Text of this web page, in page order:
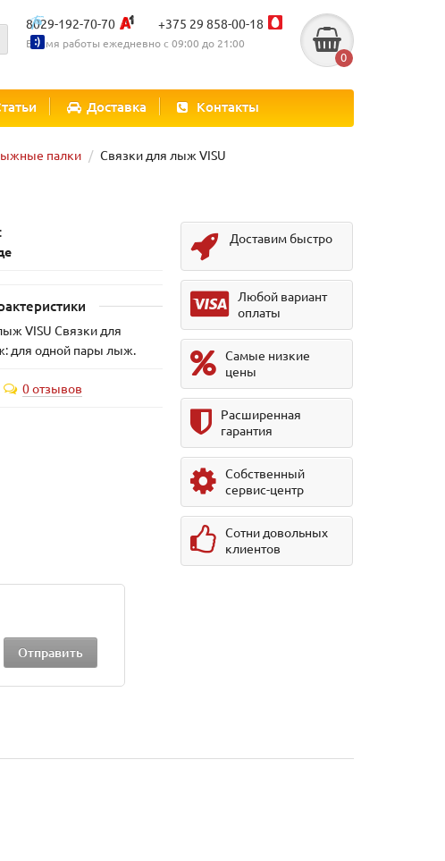
8029-192-70-70 +375 29 858-00-18
Время работы ежедневно с 09:00 до 21:00
0
Доставка Контакты
палки Связки для лыж VISU
VISU Связки для
для одной пары лыж.
0 отзывов
Доставим быстро
Любой вариант
оплаты
Самые низкие
цены
Расширенная
гарантия
Собственный
сервис-центр
Сотни довольных
клиентов